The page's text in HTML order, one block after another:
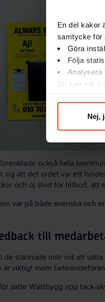
En del kakor
samtycke för
Göra
Följa
Analysera
Du kan när
Nej,
också hela
sig att det ordet var ett
och oj stod för tillbud, att
var på både svenska och
till
de stannade inte vid att
är viktigt inom
satte Wästbygg upp tack-